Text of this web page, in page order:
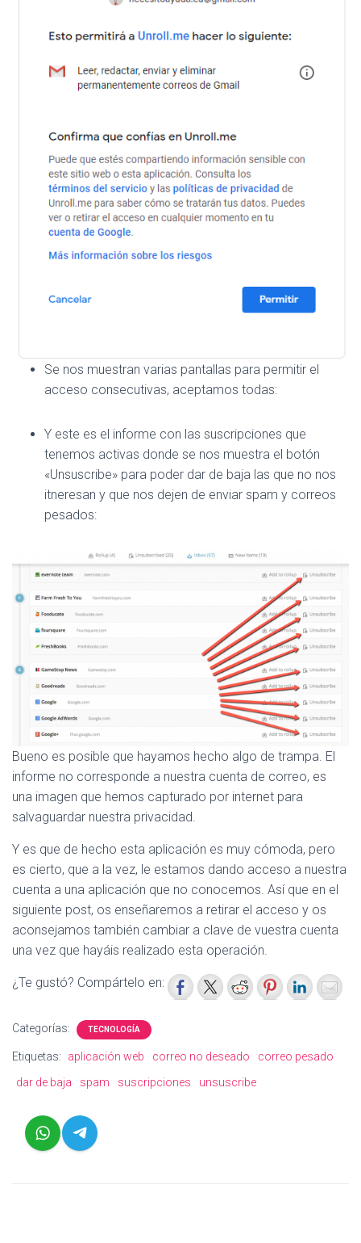
Se nos muestran varias pantallas para permitir el
acceso consecutivas, aceptamos todas:
Y este es el informe con las suscripciones que
tenemos activas donde se nos muestra el botón
«Unsuscribe» para poder dar de baja las que no nos
itneresan y que nos dejen de enviar spam y correos
pesados:
Bueno es posible que hayamos hecho algo de trampa. El
informe no corresponde a nuestra cuenta de correo, es
una imagen que hemos capturado por internet para
salvaguardar nuestra privacidad.
Y es que de hecho esta aplicación es muy cómoda, pero
es cierto, que a la vez, le estamos dando acceso a nuestra
cuenta a una aplicación que no conocemos. Así que en el
siguiente post, os enseñaremos a retirar el acceso y os
aconsejamos también cambiar a clave de vuestra cuenta
una vez que hayáis realizado esta operación.
¿Te gustó? Compártelo en:
Categorías: TECNOLOGÍA
Etiquetas: aplicación web correo no deseado
correo pesado
dar de baja
spam suscripciones unsuscribe